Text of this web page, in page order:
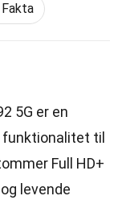
5G er en
til
Full HD+
levende